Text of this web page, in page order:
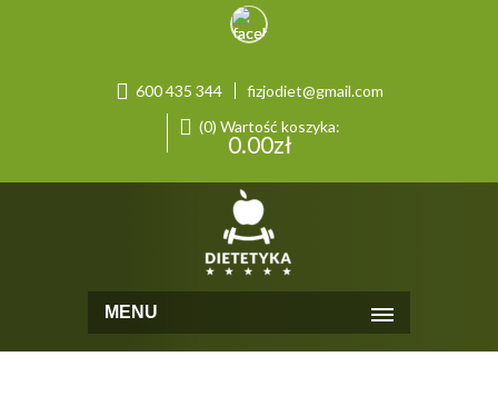
600 435 344
fizjodiet@gmail.com
(0) Wartość koszyka:
0.00zł
MENU